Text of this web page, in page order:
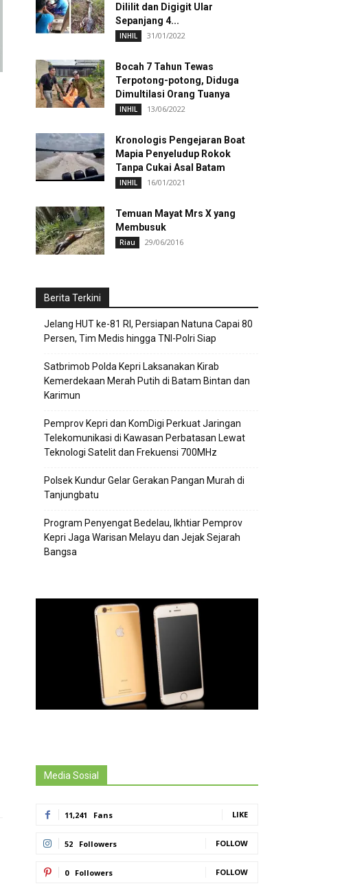
Dililit dan Digigit Ular
Sepanjang 4...
INHIL 31/01/2022
Bocah 7 Tahun Tewas
Terpotong-potong, Diduga
Dimultilasi Orang Tuanya
INHIL 13/06/2022
Kronologis Pengejaran Boat
Mapia Penyeludup Rokok
Tanpa Cukai Asal Batam
INHIL 16/01/2021
Temuan Mayat Mrs X yang
Membusuk
Riau 29/06/2016
Berita Terkini
Jelang HUT ke-81 RI, Persiapan Natuna Capai 80
Persen, Tim Medis hingga TNI-Polri Siap
Satbrimob Polda Kepri Laksanakan Kirab
Kemerdekaan Merah Putih di Batam Bintan dan
Karimun
Pemprov Kepri dan KomDigi Perkuat Jaringan
Telekomunikasi di Kawasan Perbatasan Lewat
Teknologi Satelit dan Frekuensi 700MHz
Polsek Kundur Gelar Gerakan Pangan Murah di
Tanjungbatu
Program Penyengat Bedelau, Ikhtiar Pemprov
Kepri Jaga Warisan Melayu dan Jejak Sejarah
Bangsa
Media Sosial
11,241 Fans LIKE
52 Followers FOLLOW
0 Followers FOLLOW